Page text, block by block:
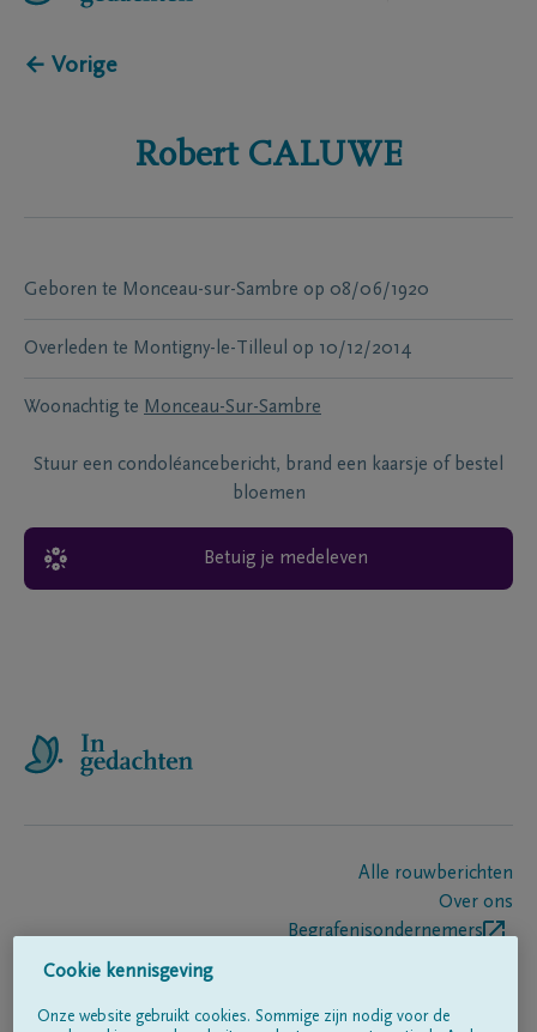
← Vorige
Robert CALUWE
Geboren te Monceau-sur-Sambre op 08/06/1920
Overleden te Montigny-le-Tilleul op 10/12/2014
Woonachtig te Monceau-Sur-Sambre
Stuur een condoléancebericht, brand een kaarsje of bestel
bloemen
Betuig je medeleven
Alle rouwberichten
Over ons
Begrafenisondernemers
Cookie kennisgeving
Onze website gebruikt cookies. Sommige zijn nodig voor de